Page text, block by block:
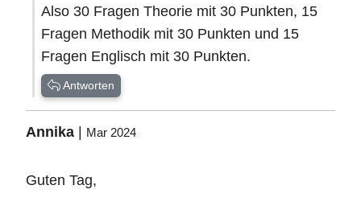
Also 30 Fragen Theorie mit 30 Punkten, 15
Fragen Methodik mit 30 Punkten und 15
Fragen Englisch mit 30 Punkten.
Antworten
Annika Mar 2024
Guten Tag,